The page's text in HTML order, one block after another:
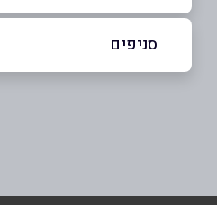
סניפים